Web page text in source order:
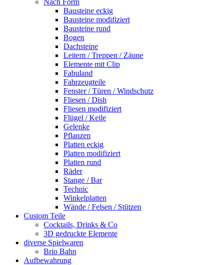
Bausteine eckig
Bausteine modifiziert
Bausteine rund
Bogen
Dachsteine
Leitern / Treppen / Zäune
Elemente mit Clip
Fabuland
Fahrzeugteile
Fenster / Türen / Windschutz
Fliesen / Dish
Fliesen modifiziert
Flügel / Keile
Gelenke
Pflanzen
Platten eckig
Platten modifiziert
Platten rund
Räder
Stange / Bar
Technic
Winkelplatten
Wände / Felsen / Stützen
Custom Teile
Cocktails, Drinks & Co
3D gedruckte Elemente
diverse Spielwaren
Brio Bahn
Aufbewahrung